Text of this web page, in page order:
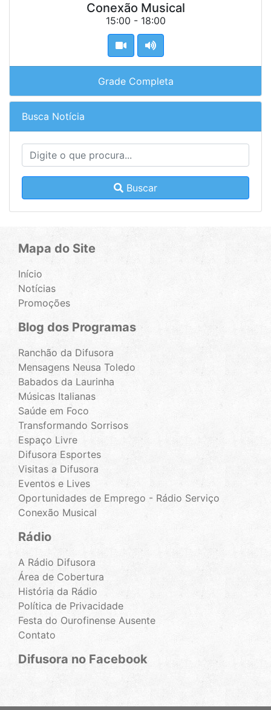
Conexão Musical
15:00 - 18:00
Grade Completa
Busca Notícia
Buscar
Mapa do Site
Início
Notícias
Promoções
Blog dos Programas
Ranchão da Difusora
Mensagens Neusa Toledo
Babados da Laurinha
Músicas Italianas
Saúde em Foco
Transformando Sorrisos
Espaço Livre
Difusora Esportes
Visitas a Difusora
Eventos e Lives
Oportunidades de Emprego - Rádio Serviço
Conexão Musical
Rádio
A Rádio Difusora
Área de Cobertura
História da Rádio
Política de Privacidade
Festa do Ourofinense Ausente
Contato
Difusora no Facebook